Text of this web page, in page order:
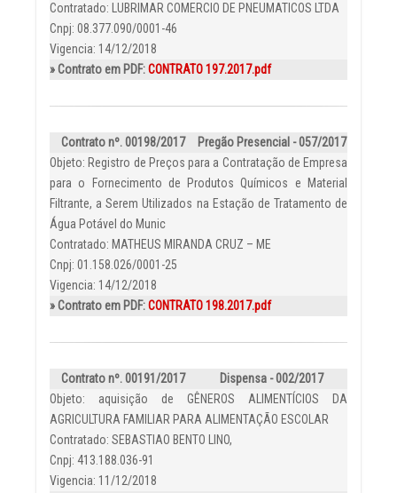
Contratado: LUBRIMAR COMERCIO DE PNEUMATICOS LTDA
Cnpj: 08.377.090/0001-46
Vigencia: 14/12/2018
» Contrato em PDF:CONTRATO 197.2017.pdf
Contrato nº. 00198/2017
Pregão Presencial - 057/2017
Objeto: Registro de Preços para a Contratação de Empresa
para o Fornecimento de Produtos Químicos e Material
Filtrante, a Serem Utilizados na Estação de Tratamento de
Água Potável do Munic
Contratado: MATHEUS MIRANDA CRUZ – ME
Cnpj: 01.158.026/0001-25
Vigencia: 14/12/2018
» Contrato em PDF:CONTRATO 198.2017.pdf
Contrato nº. 00191/2017
Dispensa - 002/2017
Objeto: aquisição de GÊNEROS ALIMENTÍCIOS DA
AGRICULTURA FAMILIAR PARA ALIMENTAÇÃO ESCOLAR
Contratado: SEBASTIAO BENTO LINO,
Cnpj: 413.188.036-91
Vigencia: 11/12/2018